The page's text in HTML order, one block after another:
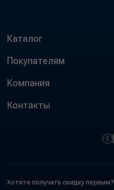
Каталог
Покупателям
Компания
Контакты
Хотите получать скидку первым?